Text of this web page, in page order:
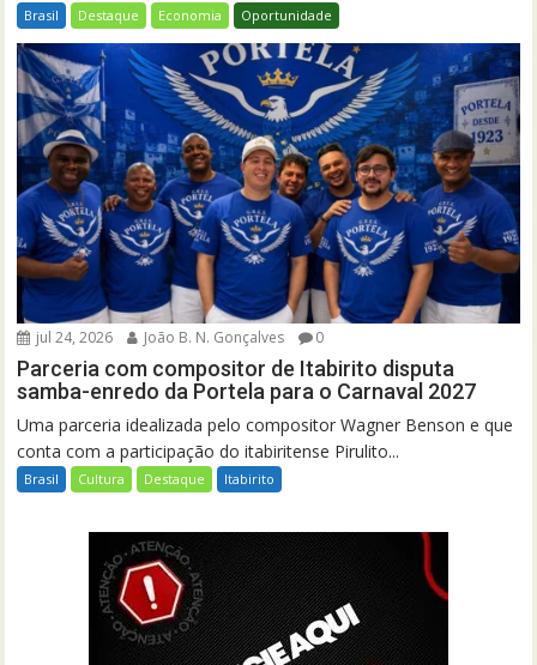
Brasil Destaque Economia Oportunidade
jul 24, 2026 João B. N. Gonçalves 0
Parceria com compositor de Itabirito disputa
samba-enredo da Portela para o Carnaval 2027
Uma parceria idealizada pelo compositor Wagner Benson e que
conta com a participação do itabiritense Pirulito...
Brasil Cultura Destaque Itabirito